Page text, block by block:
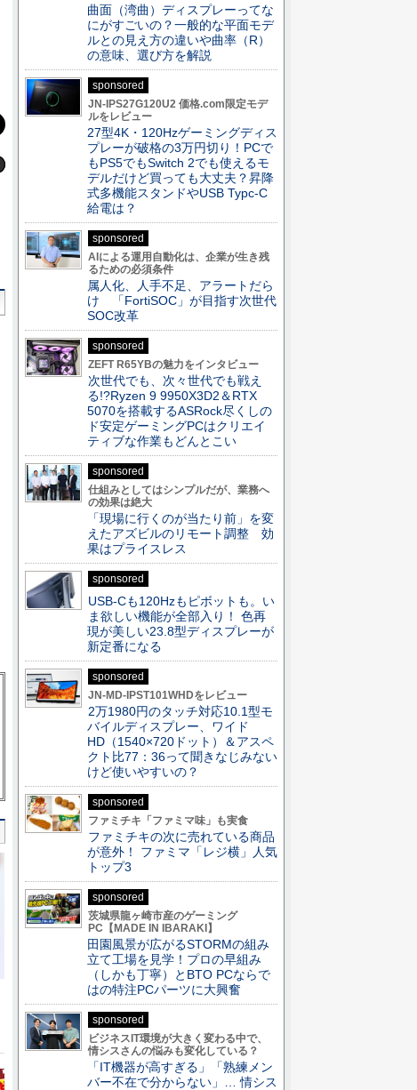
曲面（湾曲）ディスプレーってな
にがすごいの？一般的な平面モデ
ルとの見え方の違いや曲率（R）
の意味、選び方を解説
sponsored
JN-IPS27G120U2 価格.com限定モデ
ルをレビュー
27型4K・120Hzゲーミングディス
プレーが破格の3万円切り！PCで
もPS5でもSwitch 2でも使えるモ
デルだけど買っても大丈夫？昇降
式多機能スタンドやUSB Typc-C
給電は？
sponsored
AIによる運用自動化は、企業が生き残
るための必須条件
属人化、人手不足、アラートだら
け 「FortiSOC」が目指す次世代
SOC改革
sponsored
ZEFT R65YBの魅力をインタビュー
次世代でも、次々世代でも戦え
る!?Ryzen 9 9950X3D2＆RTX
5070を搭載するASRock尽くしの
ド安定ゲーミングPCはクリエイ
ティブな作業もどんとこい
sponsored
仕組みとしてはシンプルだが、業務へ
の効果は絶大
「現場に行くのが当たり前」を変
えたアズビルのリモート調整 効
果はプライスレス
sponsored
USB-Cも120Hzもピボットも。い
ま欲しい機能が全部入り！ 色再
現が美しい23.8型ディスプレーが
新定番になる
sponsored
JN-MD-IPST101WHDをレビュー
2万1980円のタッチ対応10.1型モ
バイルディスプレー、ワイド
HD（1540×720ドット）＆アスペ
クト比77：36って聞きなじみない
けど使いやすいの？
sponsored
ファミチキ「ファミマ味」も実食
ファミチキの次に売れている商品
が意外！ ファミマ「レジ横」人気
トップ3
sponsored
茨城県龍ヶ崎市産のゲーミング
PC【MADE IN IBARAKI】
田園風景が広がるSTORMの組み
立て工場を見学！プロの早組み
（しかも丁寧）とBTO PCならで
はの特注PCパーツに大興奮
sponsored
ビジネスIT環境が大きく変わる中で、
情シスさんの悩みも変化している？
「IT機器が高すぎる」「熟練メン
バー不在で分からない」… 情シス